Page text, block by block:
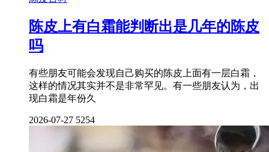
陈皮上有白霜能判断出是几年的陈皮
吗
有些朋友可能会发现自己购买的陈皮上面有一层白霜，
这样的情况其实并不是非常罕见。有一些朋友认为，出
现白霜是年份久
2026-07-27 5254